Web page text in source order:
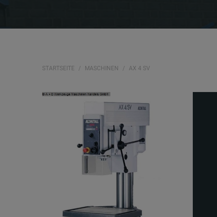
STARTSEITE MASCHINEN AX 4 SV